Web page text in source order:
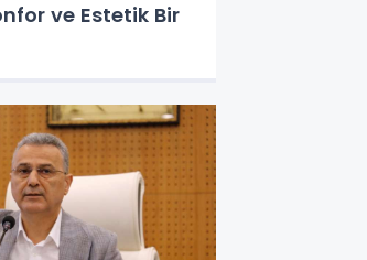
ve Estetik Bir